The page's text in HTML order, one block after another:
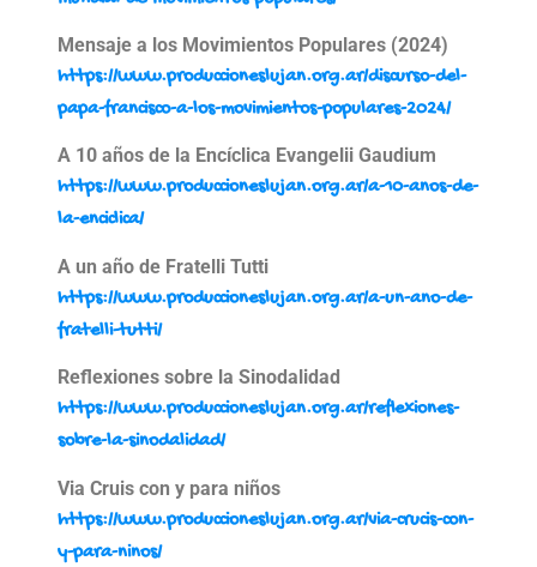
Mensaje a los Movimientos Populares (2024)
https://www.produccioneslujan.org.ar/discurso-del-
papa-francisco-a-los-movimientos-populares-2024/
A 10 años de la Encíclica Evangelii Gaudium
https://www.produccioneslujan.org.ar/a-10-anos-de-
la-enciclica/
A un año de Fratelli Tutti
https://www.produccioneslujan.org.ar/a-un-ano-de-
fratelli-tutti/
Reflexiones sobre la Sinodalidad
https://www.produccioneslujan.org.ar/reflexiones-
sobre-la-sinodalidad/
Via Cruis con y para niños
https://www.produccioneslujan.org.ar/via-crucis-con-
y-para-ninos/